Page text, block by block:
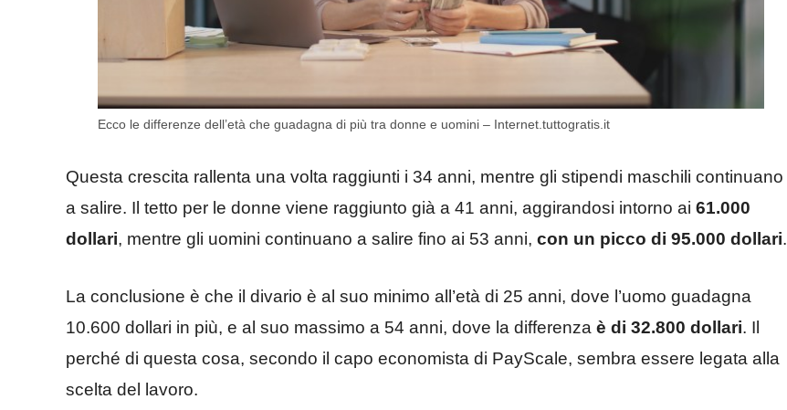
Ecco le differenze dell’età che guadagna di più tra donne e uomini – Internet.tuttogratis.it
Questa crescita rallenta una volta raggiunti i 34 anni, mentre gli stipendi maschili continuano
a salire. Il tetto per le donne viene raggiunto già a 41 anni, aggirandosi intorno ai 61.000
dollari, mentre gli uomini continuano a salire fino ai 53 anni, con un picco di 95.000 dollari.
La conclusione è che il divario è al suo minimo all’età di 25 anni, dove l’uomo guadagna
10.600 dollari in più, e al suo massimo a 54 anni, dove la differenza è di 32.800 dollari. Il
perché di questa cosa, secondo il capo economista di PayScale, sembra essere legata alla
scelta del lavoro.